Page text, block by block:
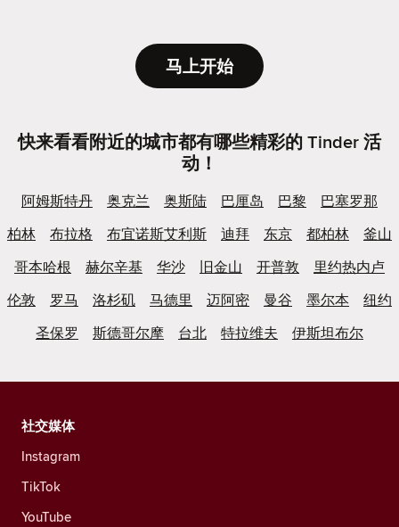
马上开始
快来看看附近的城市都有哪些精彩的 Tinder 活
动！
阿姆斯特丹 奥克兰 奥斯陆 巴厘岛 巴黎
巴塞罗那
柏林
布拉格 布宜诺斯艾利斯 迪拜 东京 都柏林
釜山
哥本哈根
赫尔辛基 华沙 旧金山 开普敦
里约热内卢
伦敦
罗马 洛杉矶 马德里 迈阿密 曼谷 墨尔本
纽约
圣保罗
斯德哥尔摩 台北 特拉维夫 伊斯坦布尔
社交媒体
Instagram
TikTok
YouTube